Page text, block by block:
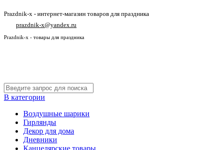
Prazdnik-x - интернет-магазин товаров для праздника
prazdnik-x@yandex.ru
Prazdnik-x - товары для праздника
В категории
Воздушные шарики
Гирлянды
Декор для дома
Дневники
Канцелярские товары